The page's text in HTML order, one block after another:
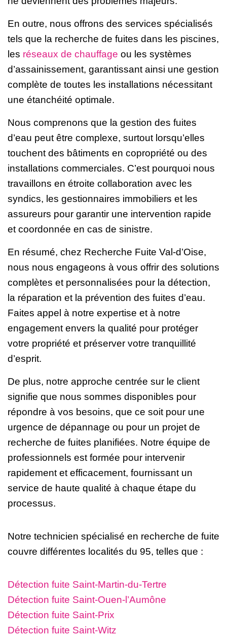
En outre, nous offrons des services spécialisés
tels que la recherche de fuites dans les piscines,
les réseaux de chauffage ou les systèmes
d’assainissement, garantissant ainsi une gestion
complète de toutes les installations nécessitant
une étanchéité optimale.
Nous comprenons que la gestion des fuites
d’eau peut être complexe, surtout lorsqu’elles
touchent des bâtiments en copropriété ou des
installations commerciales. C’est pourquoi nous
travaillons en étroite collaboration avec les
syndics, les gestionnaires immobiliers et les
assureurs pour garantir une intervention rapide
et coordonnée en cas de sinistre.
En résumé, chez Recherche Fuite Val-d’Oise,
nous nous engageons à vous offrir des solutions
complètes et personnalisées pour la détection,
la réparation et la prévention des fuites d’eau.
Faites appel à notre expertise et à notre
engagement envers la qualité pour protéger
votre propriété et préserver votre tranquillité
d’esprit.
De plus, notre approche centrée sur le client
signifie que nous sommes disponibles pour
répondre à vos besoins, que ce soit pour une
urgence de dépannage ou pour un projet de
recherche de fuites planifiées. Notre équipe de
professionnels est formée pour intervenir
rapidement et efficacement, fournissant un
service de haute qualité à chaque étape du
processus.
Notre technicien spécialisé en recherche de fuite
couvre différentes localités du 95, telles que :
Détection fuite Saint-Martin-du-Tertre
Détection fuite Saint-Ouen-l’Aumône
Détection fuite Saint-Prix
Détection fuite Saint-Witz